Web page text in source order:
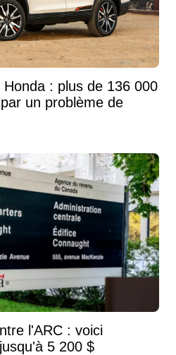
: plus de 136 000
un problème de
l'ARC : voici
5 200 $